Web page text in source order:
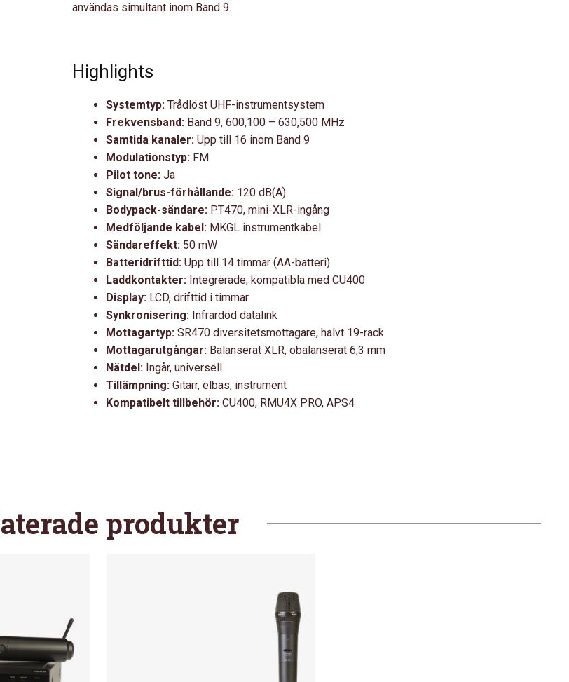
användas simultant inom Band 9.
Highlights
Systemtyp:Trådlöst UHF-instrumentsystem
Frekvensband:Band 9, 600,100 – 630,500 MHz
Samtida kanaler:Upp till 16 inom Band 9
Modulationstyp:FM
Pilot tone:Ja
Signal/brus-förhållande:120 dB(A)
Bodypack-sändare:PT470, mini-XLR-ingång
Medföljande kabel:MKGL instrumentkabel
Sändareffekt:50 mW
Batteridrifttid:Upp till 14 timmar (AA-batteri)
Laddkontakter:Integrerade, kompatibla med CU400
Display:LCD, drifttid i timmar
Synkronisering:Infrardöd datalink
Mottagartyp:SR470 diversitetsmottagare, halvt 19-rack
Mottagarutgångar:Balanserat XLR, obalanserat 6,3 mm
Nätdel:Ingår, universell
Tillämpning:Gitarr, elbas, instrument
Kompatibelt tillbehör:CU400, RMU4X PRO, APS4
produkter